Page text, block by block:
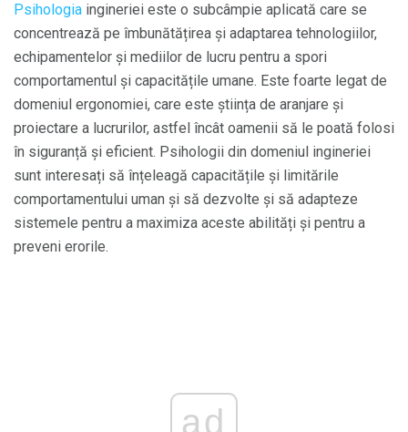
Psihologia ingineriei este o subcâmpie aplicată care se
concentrează pe îmbunătățirea și adaptarea tehnologiilor,
echipamentelor și mediilor de lucru pentru a spori
comportamentul și capacitățile umane. Este foarte legat de
domeniul ergonomiei, care este știința de aranjare și
proiectare a lucrurilor, astfel încât oamenii să le poată folosi
în siguranță și eficient. Psihologii din domeniul ingineriei
sunt interesați să înțeleagă capacitățile și limitările
comportamentului uman și să dezvolte și să adapteze
sistemele pentru a maximiza aceste abilități și pentru a
preveni erorile.
ad